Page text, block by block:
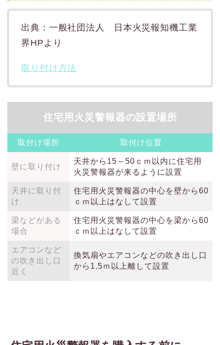
出典：一般社団法人 日本火災報知機工業
界HPより
取り付け方法
住宅用火災警報器の設置場所
取付け場所 取付け位置
壁に取り付け
天井から15～50ｃｍ以内に住宅用
火災警報器が来るように設置
天井に取り付
け
住宅用火災警報器の中心を壁から60
ｃｍ以上はなして設置
梁などがある
場合
住宅用火災警報器の中心を梁から60
ｃｍ以上はなして設置
エアコンなど
の吹き出し口
近く
換気扇やエアコンなどの吹き出し口
から1.5ｍ以上離して設置